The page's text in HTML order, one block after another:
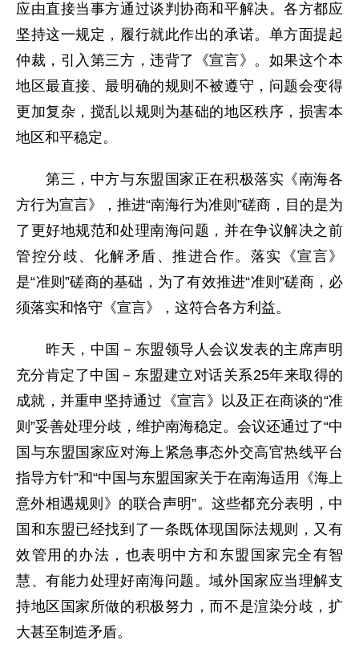
应由直接当事方通过谈判协商和平解决。各方都应
坚持这一规定，履行就此作出的承诺。单方面提起
仲裁，引入第三方，违背了《宣言》。如果这个本
地区最直接、最明确的规则不被遵守，问题会变得
更加复杂，搅乱以规则为基础的地区秩序，损害本
地区和平稳定。
第三，中方与东盟国家正在积极落实《南海各
方行为宣言》，推进“南海行为准则”磋商，目的是为
了更好地规范和处理南海问题，并在争议解决之前
管控分歧、化解矛盾、推进合作。落实《宣言》
是“准则”磋商的基础，为了有效推进“准则”磋商，必
须落实和恪守《宣言》，这符合各方利益。
昨天，中国－东盟领导人会议发表的主席声明
充分肯定了中国－东盟建立对话关系25年来取得的
成就，并重申坚持通过《宣言》以及正在商谈的“准
则”妥善处理分歧，维护南海稳定。会议还通过了“中
国与东盟国家应对海上紧急事态外交高官热线平台
指导方针”和“中国与东盟国家关于在南海适用《海上
意外相遇规则》的联合声明”。这些都充分表明，中
国和东盟已经找到了一条既体现国际法规则，又有
效管用的办法，也表明中方和东盟国家完全有智
慧、有能力处理好南海问题。域外国家应当理解支
持地区国家所做的积极努力，而不是渲染分歧，扩
大甚至制造矛盾。